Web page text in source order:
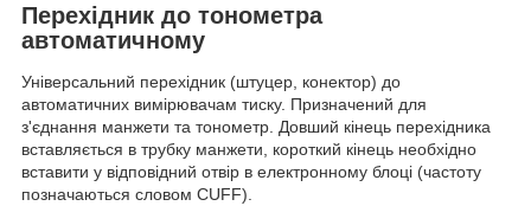
Перехідник до тонометра
автоматичному
Універсальний перехідник (штуцер, конектор) до
автоматичних вимірювачам тиску. Призначений для
з'єднання манжети та тонометр. Довший кінець перехідника
вставляється в трубку манжети, короткий кінець необхідно
вставити у відповідний отвір в електронному блоці (частоту
позначаються словом CUFF).